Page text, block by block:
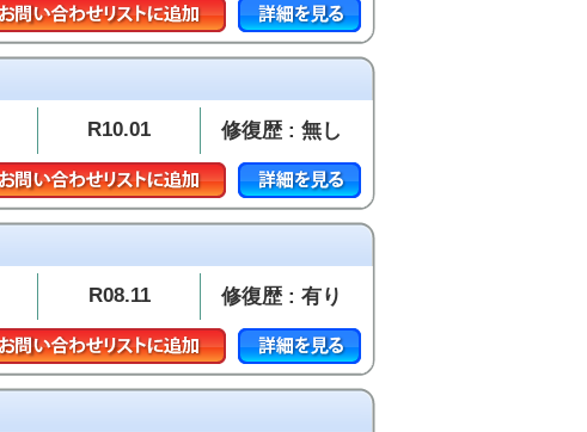
R10.01 修復歴 : 無し
R08.11 修復歴 : 有り